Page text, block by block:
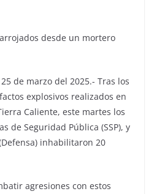
desde un mortero
de marzo del 2025.- Tras los
explosivos realizados en
Caliente, este martes los
de Seguridad Pública (SSP), y
inhabilitaron 20
agresiones con estos